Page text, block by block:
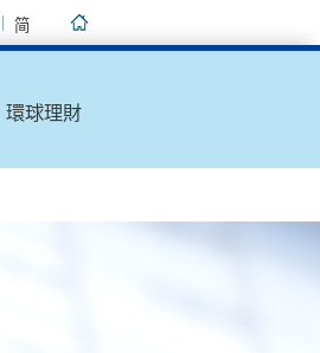
简
環球理財